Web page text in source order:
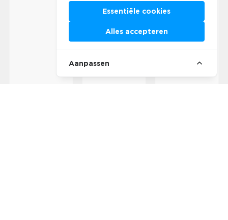
Essentiële cookies
Alles accepteren
Aanpassen